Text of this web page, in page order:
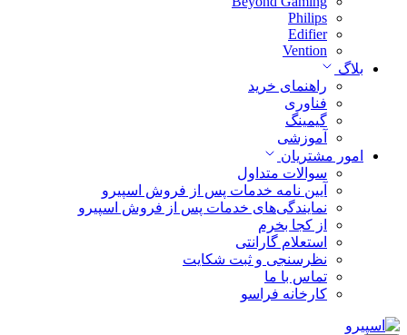
Philips
Edifier
Vention
بلاگ
راهنمای خرید
فناوری
گیمینگ
آموزشی
امور مشتریان
سوالات متداول
آیین نامه خدمات پس از فروش اسپیرو
نمایندگی‌های خدمات پس از فروش اسپیرو
از کجا بخرم
استعلام گارانتی
نظرسنجی و ثبت شکایت
تماس با ما
کارخانه فراسو